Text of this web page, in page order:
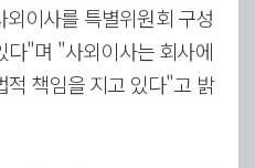
이사를 특별위원회 구성
다"며 "사외이사는 회사에
적 책임을 지고 있다"고 밝